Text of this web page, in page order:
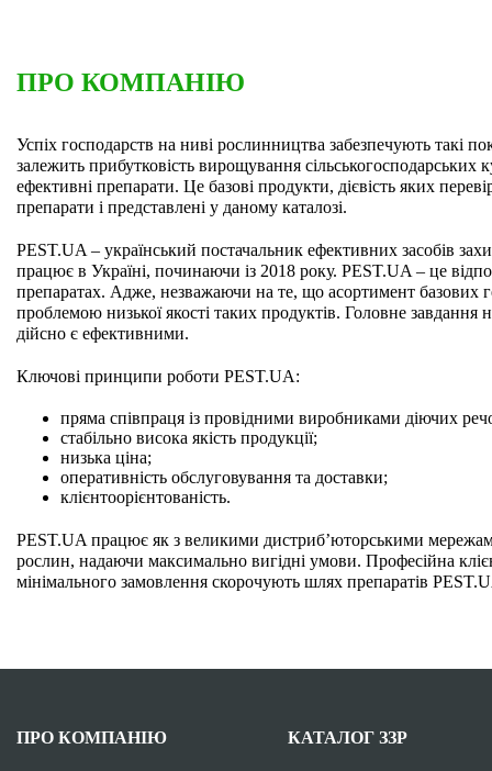
ПРО КОМПАНІЮ
Успіх господарств на ниві рослинництва забезпечують такі
залежить прибутковість вирощування сільськогосподарських
ефективні препарати. Це базові продукти, дієвість яких
препарати і представлені у даному каталозі.
PEST.UA – український постачальник ефективних засобів
працює в Україні, починаючи із 2018 року. PEST.UA – це
препаратах. Адже, незважаючи на те, що асортимент базових
проблемою низької якості таких продуктів. Головне завдання
дійсно є ефективними.
Ключові принципи роботи PEST.UA:
пряма співпраця із провідними виробниками діючих
стабільно висока якість продукції;
низька ціна;
оперативність обслуговування та доставки;
клієнтоорієнтованість.
PEST.UA працює як з великими дистриб’юторськими
рослин, надаючи максимально вигідні умови. Професійна
мінімального замовлення скорочують шлях препаратів
ПРО КОМПАНІЮ КАТАЛОГ ЗЗР